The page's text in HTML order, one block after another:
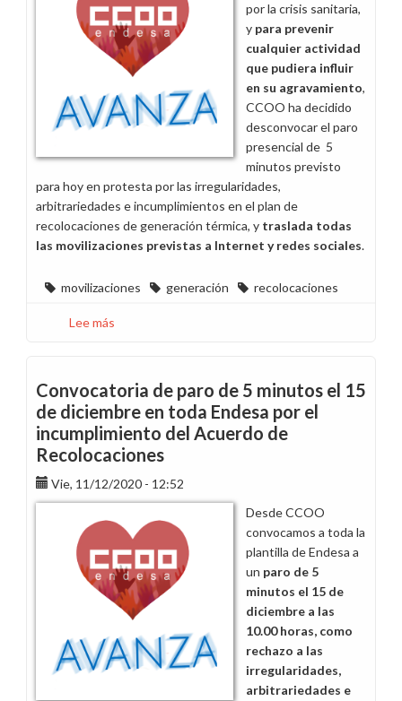
12
horas
por
incumplimiento
del
de
por la crisis sanitaria,
y para prevenir
cualquier actividad
que pudiera influir
en su agravamiento,
CCOO ha decidido
desconvocar el paro
presencial de 5
minutos previsto
para hoy en protesta por las irregularidades,
arbitrariedades e incumplimientos en el plan de
recolocaciones de generación térmica, y traslada todas
las movilizaciones previstas a Internet y redes sociales.
movilizaciones generación recolocaciones
Lee más
paro
presencial
previsto
para
hoy
y
trasladamos
las
movilizaciones
a
las
redes
sociales
Convocatoria de paro de 5 minutos el 15
de diciembre en toda Endesa por el
incumplimiento del Acuerdo de
Recolocaciones
Vie, 11/12/2020 - 12:52
Desde CCOO
convocamos a toda la
plantilla de Endesa a
un paro de 5
minutos el 15 de
diciembre a las
10.00 horas, como
rechazo a las
irregularidades,
arbitrariedades e